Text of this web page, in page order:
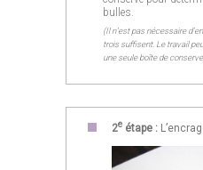
bulles.
(Il n’est pas nécessaire
trois suffisent. Le travail
une seule boîte de
2e étape :